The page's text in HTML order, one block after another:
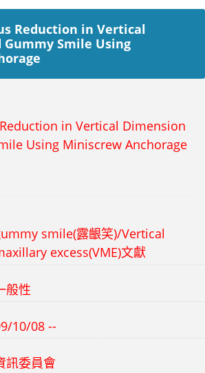
Reduction in Vertical
Smile Using
in Vertical Dimension
Using Miniscrew Anchorage
smile(露齦笑)/Vertical
excess(VME)文獻
般性
10/08 --
訊委員會